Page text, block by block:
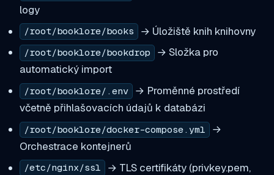
logy
/root/booklore/books → Úložiště knih knihovny
/root/booklore/bookdrop
→ Složka pro
automatický import
/root/booklore/.env
→ Proměnné prostředí
včetně přihlašovacích údajů k databázi
/root/booklore/docker-compose.yml
→
Orchestrace kontejnerů
/etc/nginx/ssl
→ TLS certifikáty (privkey.pem,